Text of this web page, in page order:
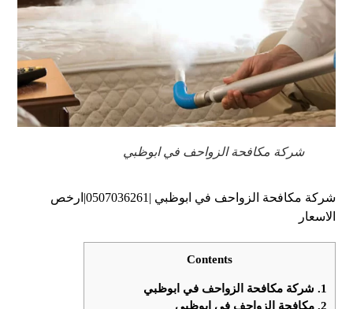
شركة مكافحة الزواحف في ابوظبي
شركة مكافحة الزواحف في ابوظبي |0507036261|ارخص
الاسعار
Contents
1. شركة مكافحة الزواحف في ابوظبي
2. مكافحة الزواحف في ابوظبي